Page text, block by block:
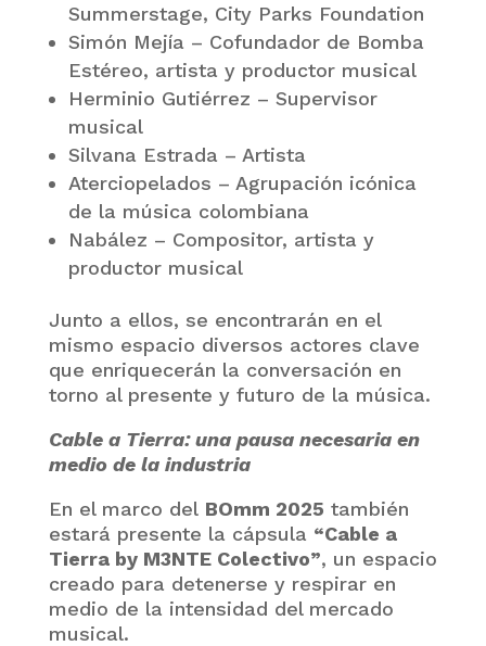
Summerstage, City Parks Foundation
Simón Mejía – Cofundador de Bomba
Estéreo, artista y productor musical
Herminio Gutiérrez – Supervisor
musical
Silvana Estrada – Artista
Aterciopelados – Agrupación icónica
de la música colombiana
Nabález – Compositor, artista y
productor musical
Junto a ellos, se encontrarán en el
mismo espacio diversos actores clave
que enriquecerán la conversación en
torno al presente y futuro de la música.
Cable a Tierra: una pausa necesaria en
medio de la industria
En el marco del BOmm 2025 también
estará presente la cápsula “Cable a
Tierra by M3NTE Colectivo”, un espacio
creado para detenerse y respirar en
medio de la intensidad del mercado
musical.